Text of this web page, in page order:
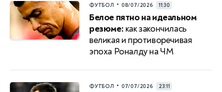
ФУТБОЛ • 08/07/2026 11:30
Белое пятно на идеальном
резюме: как закончилась
великая и противоречивая
эпоха Роналду на ЧМ
ФУТБОЛ • 07/07/2026 23:11